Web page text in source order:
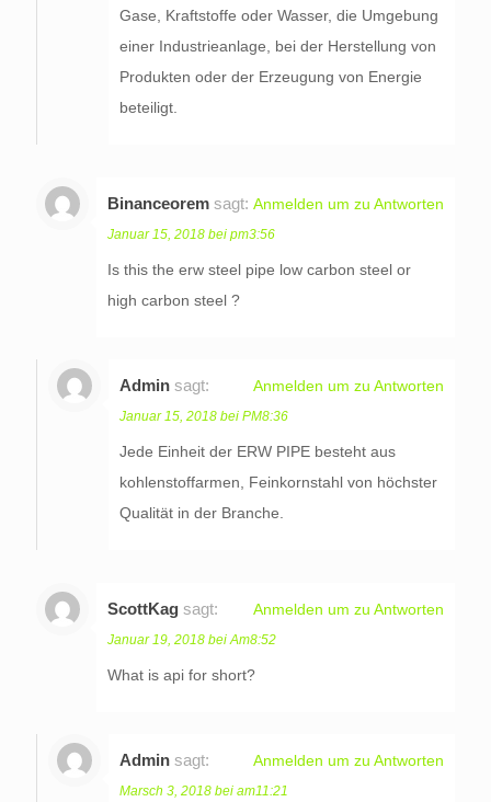
Gase, Kraftstoffe oder Wasser, die Umgebung
einer Industrieanlage, bei der Herstellung von
Produkten oder der Erzeugung von Energie
beteiligt.
Binanceorem sagt:
Januar 15, 2018 bei pm3:56
Is this the erw steel pipe low carbon steel or
high carbon steel ?
Anmelden um zu Antworten
Admin sagt:
Januar 15, 2018 bei PM8:36
Jede Einheit der ERW PIPE besteht aus
kohlenstoffarmen, Feinkornstahl von höchster
Qualität in der Branche.
Anmelden um zu Antworten
ScottKag sagt:
Januar 19, 2018 bei Am8:52
What is api for short?
Anmelden um zu Antworten
Admin sagt:
Marsch 3, 2018 bei am11:21
Anmelden um zu Antworten